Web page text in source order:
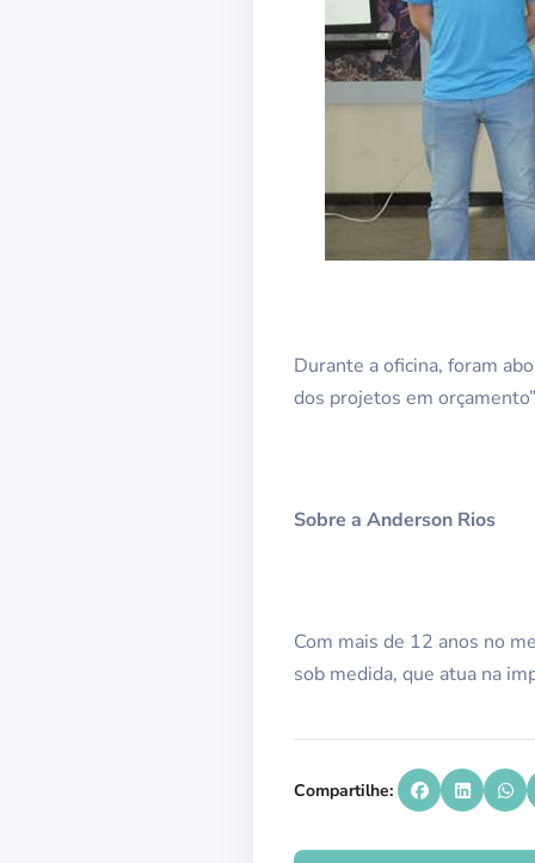
Durante a oficina, foram
dos projetos em
Sobre a Anderson Rios
Com mais de 12 anos no
sob medida, que atua na
Compartilhe: